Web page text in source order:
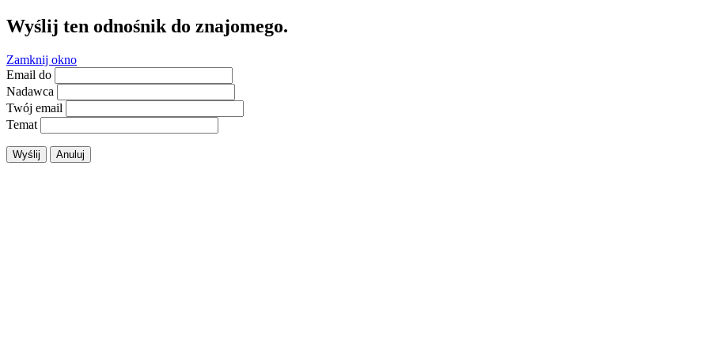
Wyślij ten odnośnik do znajomego.
Zamknij okno
Email do
Nadawca
Twój email
Temat
Wyślij Anuluj